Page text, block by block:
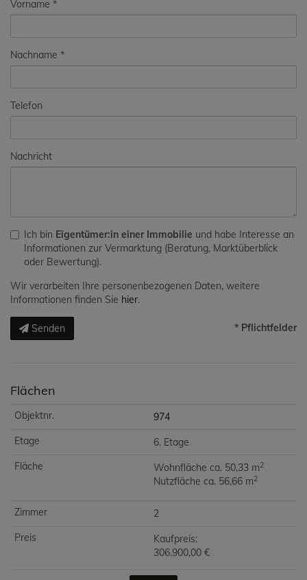
Vorname
Nachname
Telefon
Nachricht
Ich bin Eigentümer:in einer Immobilie und habe Interesse an
Informationen zur Vermarktung (Beratung, Marktüberblick
oder Bewertung).
Wir verarbeiten Ihre personenbezogenen Daten, weitere
Informationen finden Sie hier.
Senden * Pflichtfelder
Flächen
974
6. Etage
Wohnfläche ca. 50,33 m2
Nutzfläche ca. 56,66 m2
2
Kaufpreis:
306.900,00 €